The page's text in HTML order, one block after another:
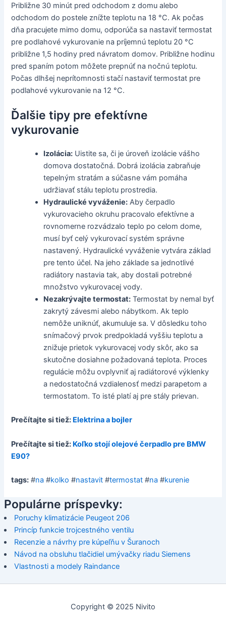
Približne 30 minút pred odchodom z domu alebo
odchodom do postele znížte teplotu na 18 °C. Ak počas
dňa pracujete mimo domu, odporúča sa nastaviť termostat
pre podlahové vykurovanie na príjemnú teplotu 20 °C
približne 1,5 hodiny pred návratom domov. Približne hodinu
pred spaním potom môžete prepnúť na nočnú teplotu.
Počas dlhšej neprítomnosti stačí nastaviť termostat pre
podlahové vykurovanie na 12 °C.
Ďalšie tipy pre efektívne
vykurovanie
Izolácia: Uistite sa, či je úroveň izolácie vášho
domova dostatočná. Dobrá izolácia zabraňuje
tepelným stratám a súčasne vám pomáha
udržiavať stálu teplotu prostredia.
Hydraulické vyváženie: Aby čerpadlo
vykurovacieho okruhu pracovalo efektívne a
rovnomerne rozvádzalo teplo po celom dome,
musí byť celý vykurovací systém správne
nastavený. Hydraulické vyváženie vytvára základ
pre tento účel. Na jeho základe sa jednotlivé
radiátory nastavia tak, aby dostali potrebné
množstvo vykurovacej vody.
Nezakrývajte termostat: Termostat by nemal byť
zakrytý závesmi alebo nábytkom. Ak teplo
nemôže uniknúť, akumuluje sa. V dôsledku toho
snímačový prvok predpokladá vyššiu teplotu a
znižuje prietok vykurovacej vody skôr, ako sa
skutočne dosiahne požadovaná teplota. Proces
regulácie môžu ovplyvniť aj radiátorové výklenky
a nedostatočná vzdialenosť medzi parapetom a
termostatom. To isté platí aj pre stály prievan.
Prečítajte si tiež: Elektrina a bojler
Prečítajte si tiež: Koľko stojí olejové čerpadlo pre BMW
E90?
tags: #na #kolko #nastavit #termostat #na #kurenie
Populárne príspevky:
Poruchy klimatizácie Peugeot 206
Princíp funkcie trojcestného ventilu
Recenzie a návrhy pre kúpeľňu v Šuranoch
Návod na obsluhu tlačidiel umývačky riadu Siemens
Vlastnosti a modely Raindance
Copyright © 2025 Nivito